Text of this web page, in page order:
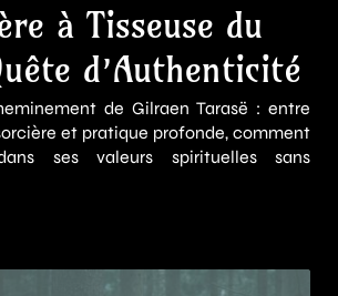
à Tisseuse du
d’Authenticité
de Gilraen Tarasë : entre
et pratique profonde, comment
ses valeurs spirituelles sans